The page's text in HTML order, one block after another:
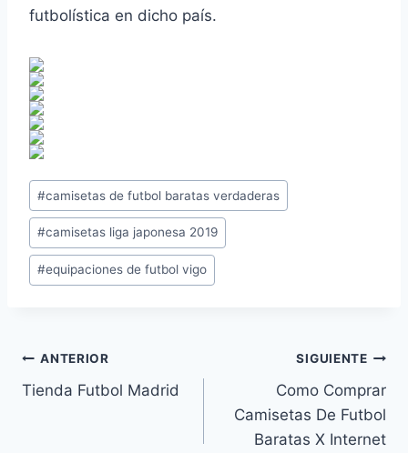
futbolística en dicho país.
Etiquetas
de
la
entrada:
#camisetas de futbol baratas verdaderas
#camisetas liga japonesa 2019
#equipaciones de futbol vigo
Navegación
de
ANTERIOR
Tienda Futbol Madrid
SIGUIENTE
Como Comprar
Camisetas De Futbol
Baratas X Internet